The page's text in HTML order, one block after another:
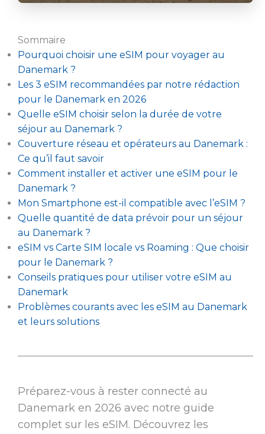
Sommaire
Pourquoi choisir une eSIM pour voyager au
Danemark ?
Les 3 eSIM recommandées par notre rédaction
pour le Danemark en 2026
Quelle eSIM choisir selon la durée de votre
séjour au Danemark ?
Couverture réseau et opérateurs au Danemark :
Ce qu’il faut savoir
Comment installer et activer une eSIM pour le
Danemark ?
Mon Smartphone est-il compatible avec l’eSIM ?
Quelle quantité de data prévoir pour un séjour
au Danemark ?
eSIM vs Carte SIM locale vs Roaming : Que choisir
pour le Danemark ?
Conseils pratiques pour utiliser votre eSIM au
Danemark
Problèmes courants avec les eSIM au Danemark
et leurs solutions
Préparez-vous à rester connecté au
Danemark en 2026 avec notre guide
complet sur les eSIM. Découvrez les